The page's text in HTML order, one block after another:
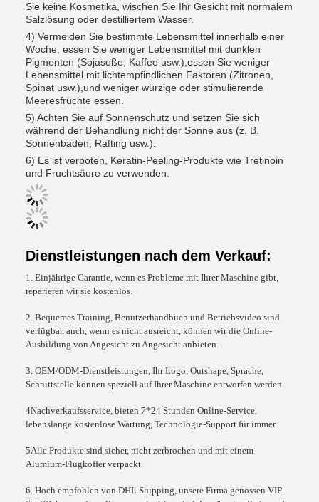
Sie keine Kosmetika, wischen Sie Ihr Gesicht mit normalem
Salzlösung oder destilliertem Wasser.
4) Vermeiden Sie bestimmte Lebensmittel innerhalb einer
Woche, essen Sie weniger Lebensmittel mit dunklen
Pigmenten (Sojasoße, Kaffee usw.),essen Sie weniger
Lebensmittel mit lichtempfindlichen Faktoren (Zitronen,
Spinat usw.),und weniger würzige oder stimulierende
Meeresfrüchte essen.
5) Achten Sie auf Sonnenschutz und setzen Sie sich
während der Behandlung nicht der Sonne aus (z. B.
Sonnenbaden, Rafting usw.).
6) Es ist verboten, Keratin-Peeling-Produkte wie Tretinoin
und Fruchtsäure zu verwenden.
Dienstleistungen nach dem Verkauf:
1. Einjährige Garantie, wenn es Probleme mit Ihrer Maschine gibt,
reparieren wir sie kostenlos.
2. Bequemes Training, Benutzerhandbuch und Betriebsvideo sind
verfügbar, auch, wenn es nicht ausreicht, können wir die Online-
Ausbildung von Angesicht zu Angesicht anbieten.
3. OEM/ODM-Dienstleistungen, Ihr Logo, Outshape, Sprache,
Schnittstelle können speziell auf Ihrer Maschine entworfen werden.
4Nachverkaufsservice, bieten 7*24 Stunden Online-Service,
lebenslange kostenlose Wartung, Technologie-Support für immer.
5Alle Produkte sind sicher, nicht zerbrochen und mit einem
Alumium-Flugkoffer verpackt.
6. Hoch empfohlen von DHL Shipping, unsere Firma genossen VIP-